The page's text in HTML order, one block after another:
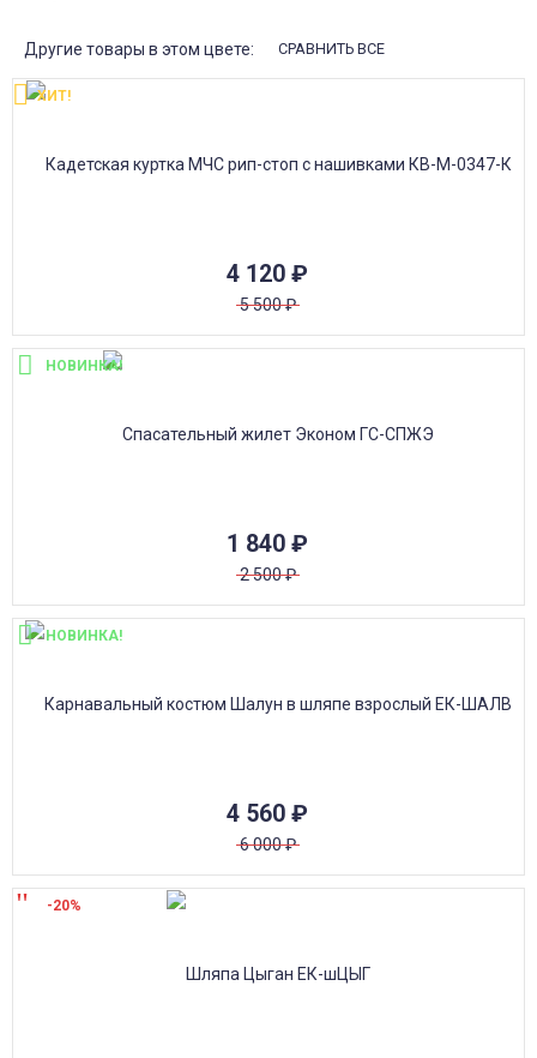
Другие товары в этом цвете: СРАВНИТЬ ВСЕ
4 120 ₽
5 500₽
ХИТ!
1 840 ₽
2 500₽
НОВИНКА!
4 560 ₽
6 000₽
НОВИНКА!
-20%